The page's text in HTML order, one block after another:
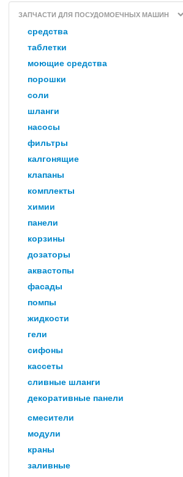
ЗАПЧАСТИ ДЛЯ ПОСУДОМОЕЧНЫХ МАШИН
средства
таблетки
моющие средства
порошки
соли
шланги
насосы
фильтры
калгонящие
клапаны
комплекты
химии
панели
корзины
дозаторы
аквастопы
фасады
помпы
жидкости
гели
сифоны
кассеты
сливные шланги
декоративные панели
смесители
модули
краны
заливные